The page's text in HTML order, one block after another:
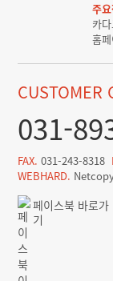
주
카
홈
CUSTOMER
031-
FAX. 031-243-8318
WEBHARD.
페이스북 바로가
기